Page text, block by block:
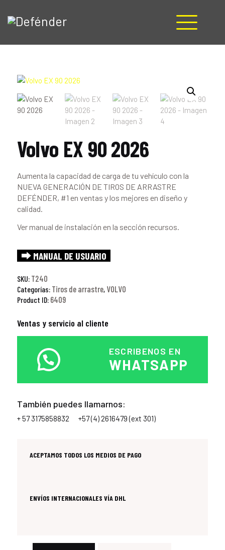
NOSOTROS
PRODUCTOS
MANUALES
RECURSOS
CONTACTO
Volvo EX 90 2026
Aumenta la capacidad de carga de tu vehículo con la
NUEVA GENERACIÓN DE TIROS DE ARRASTRE
DEFÉNDER, #1 en ventas y los mejores en diseño y
calidad.
Ver manual de instalación en la sección recursos.
⮕ MANUAL DE USUARIO
SKU: T240
Categorías: Tiros de arrastre, VOLVO
Product ID: 6409
Ventas y servicio al cliente
ESCRIBENOS EN
WHATSAPP
También puedes llamarnos:
+ 57 3175858832 +57 (4) 2616479 (ext 301)
ACEPTAMOS TODOS LOS MEDIOS DE PAGO
ENVÍOS INTERNACIONALES VÍA DHL